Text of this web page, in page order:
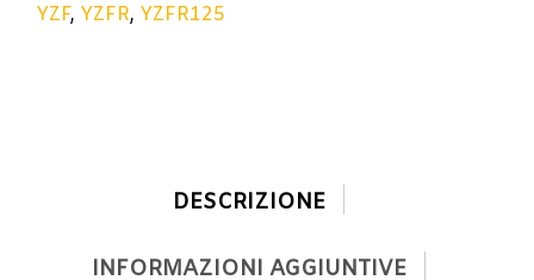
YZF, YZFR, YZFR125
DESCRIZIONE
INFORMAZIONI AGGIUNTIVE